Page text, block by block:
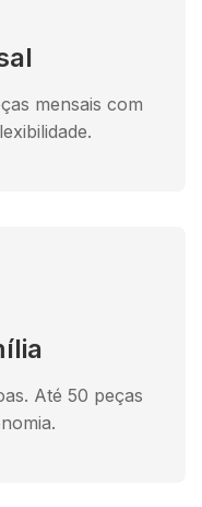
mensais com
Até 50 peças